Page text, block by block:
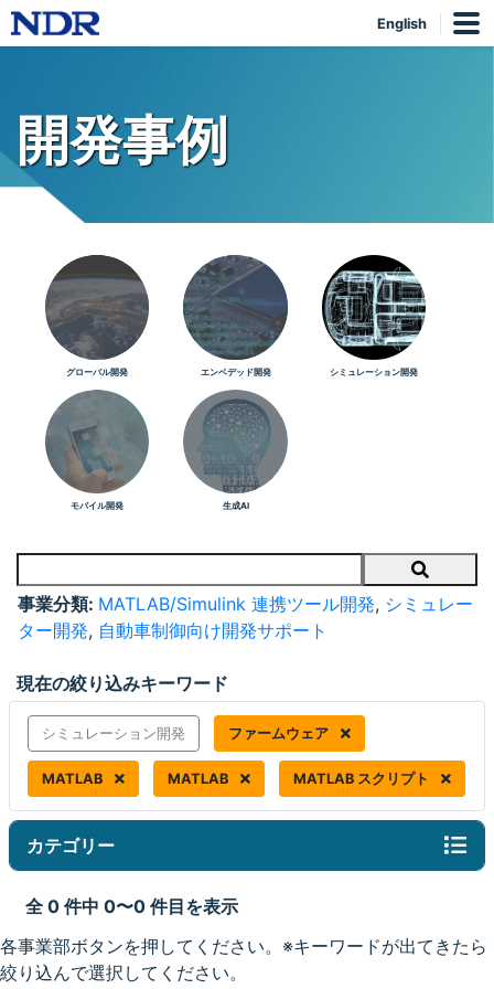
English
開発事例
グローバル開発 エンベデッド開発 シミュレーション開発
モバイル開発 生成AI
Search
事業分類: MATLAB/Simulink 連携ツール開発, シミュレー
ター開発, 自動車制御向け開発サポート
現在の絞り込みキーワード
シミュレーション開発 ファームウェア
MATLAB MATLAB MATLAB スクリプト
カテゴリー
全 0 件中 0〜0 件目を表示
各事業部ボタンを押してください。※キーワードが出てきたら
絞り込んで選択してください。